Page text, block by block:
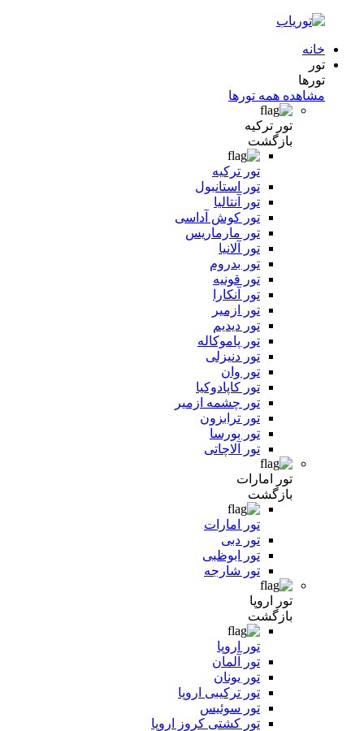
خانه
تور
تورها
مشاهده همه تورها
تور ترکیه
بازگشت
تور ترکیه
تور استانبول
تور آنتالیا
تور کوش آداسی
تور مارماریس
تور آلانیا
تور بدروم
تور قونیه
تور آنکارا
تور ازمیر
تور دیدیم
تور پاموکاله
تور دنیزلی
تور وان
تور کاپادوکیا
تور چشمه ازمیر
تور ترابزون
تور بورسا
تور آلاچاتی
تور امارات
بازگشت
تور امارات
تور دبی
تور ابوظبی
تور شارجه
تور اروپا
بازگشت
تور اروپا
تور آلمان
تور یونان
تور ترکیبی اروپا
تور سوئیس
تور کشتی کروز اروپا